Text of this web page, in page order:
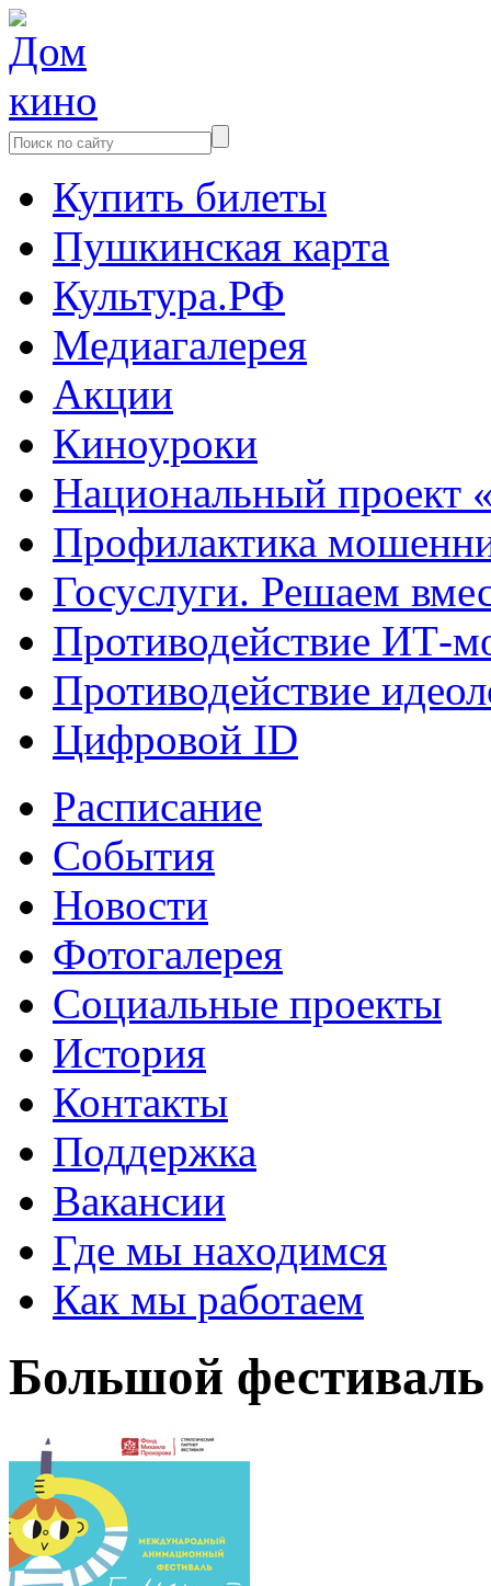
Купить билеты
Пушкинская карта
Культура.РФ
Медиагалерея
Акции
Киноуроки
Национальный проект
Профилактика
Госуслуги. Решаем
Противодействие ИТ-
Противодействие
Цифровой ID
Расписание
События
Новости
Фотогалерея
Социальные проекты
История
Контакты
Поддержка
Вакансии
Где мы находимся
Как мы работаем
Большой